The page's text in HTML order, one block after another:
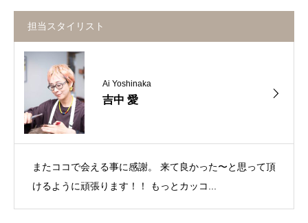
担当スタイリスト
Ai Yoshinaka
吉中 愛
またココで会える事に感謝。 来て良かった〜と思って頂
けるように頑張ります！！ もっとカッコ...